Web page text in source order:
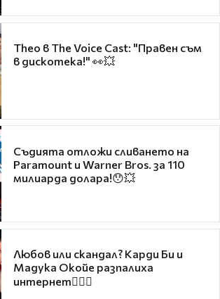
Theo в The Voice Cast: "Правен съм
в дискотека!" 👀💥
Съдията отложи сливането на
Paramount и Warner Bros. за 110
милиарда долара!😯💥
Любов или скандал? Карди Би и
Мадука Окойе разпалиха
интернет❤️‍🔥🔥